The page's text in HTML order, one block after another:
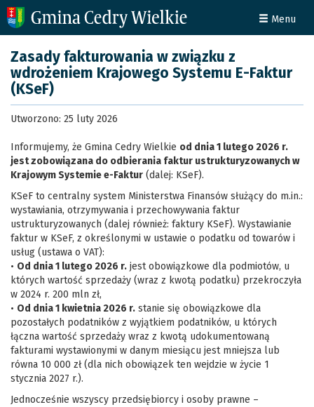
Menu
Zasady fakturowania w związku z
wdrożeniem Krajowego Systemu E-Faktur
(KSeF)
Utworzono: 25 luty 2026
Informujemy, że Gmina Cedry Wielkie od dnia 1 lutego 2026 r.
jest zobowiązana do odbierania faktur ustrukturyzowanych w
Krajowym Systemie e-Faktur (dalej: KSeF).
KSeF to centralny system Ministerstwa Finansów służący do m.in.:
wystawiania, otrzymywania i przechowywania faktur
ustrukturyzowanych (dalej również: faktury KSeF). Wystawianie
faktur w KSeF, z określonymi w ustawie o podatku od towarów i
usług (ustawa o VAT):
• Od dnia 1 lutego 2026 r. jest obowiązkowe dla podmiotów, u
których wartość sprzedaży (wraz z kwotą podatku) przekroczyła
w 2024 r. 200 mln zł,
• Od dnia 1 kwietnia 2026 r. stanie się obowiązkowe dla
pozostałych podatników z wyjątkiem podatników, u których
łączna wartość sprzedaży wraz z kwotą udokumentowaną
fakturami wystawionymi w danym miesiącu jest mniejsza lub
równa 10 000 zł (dla nich obowiązek ten wejdzie w życie 1
stycznia 2027 r.).
Jednocześnie wszyscy przedsiębiorcy i osoby prawne –